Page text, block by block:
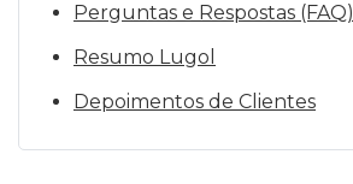
Perguntas e Respostas (FAQ)
Resumo Lugol
Depoimentos de Clientes